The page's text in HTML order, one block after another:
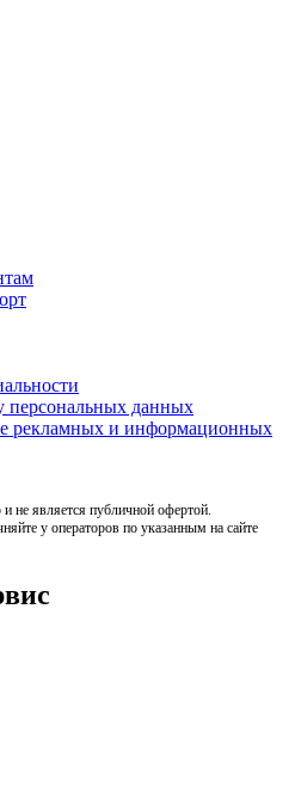
персональных данных
рекламных и информационных
не является публичной офертой.
у операторов по указанным на сайте